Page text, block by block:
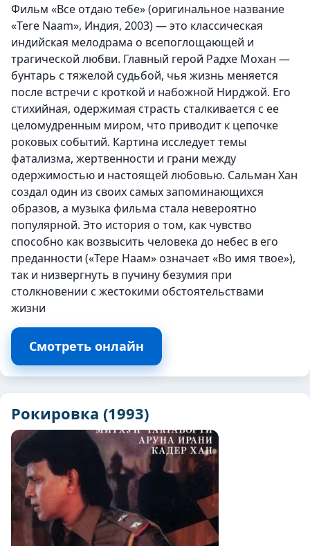
Фильм «Все отдаю тебе» (оригинальное название
«Tere Naam», Индия, 2003) — это классическая
индийская мелодрама о всепоглощающей и
трагической любви. Главный герой Радхе Мохан —
бунтарь с тяжелой судьбой, чья жизнь меняется
после встречи с кроткой и набожной Нирджой. Его
стихийная, одержимая страсть сталкивается с ее
целомудренным миром, что приводит к цепочке
роковых событий. Картина исследует темы
фатализма, жертвенности и грани между
одержимостью и настоящей любовью. Сальман Хан
создал один из своих самых запоминающихся
образов, а музыка фильма стала невероятно
популярной. Это история о том, как чувство
способно как возвысить человека до небес в его
преданности («Тере Наам» означает «Во имя твое»),
так и низвергнуть в пучину безумия при
столкновении с жестокими обстоятельствами
жизни
Смотреть онлайн
Рокировка (1993)